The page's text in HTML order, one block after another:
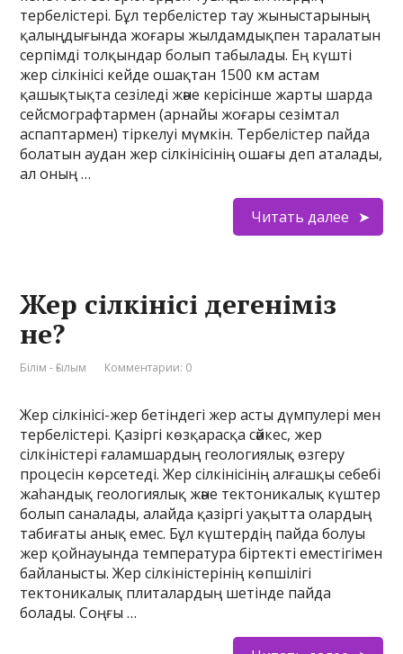
тербелістері. Бұл тербелістер тау жыныстарының
қалыңдығында жоғары жылдамдықпен таралатын
серпімді толқындар болып табылады. Ең күшті
жер сілкінісі кейде ошақтан 1500 км астам
қашықтықта сезіледі және керісінше жарты шарда
сейсмографтармен (арнайы жоғары сезімтал
аспаптармен) тіркелуі мүмкін. Тербелістер пайда
болатын аудан жер сілкінісінің ошағы деп аталады,
ал оның …
Читать далее
Жер сілкінісі дегеніміз
не?
Білім - Ғылым Комментарии: 0
Жер сілкінісі-жер бетіндегі жер асты дүмпулері мен
тербелістері. Қазіргі көзқарасқа сәйкес, жер
сілкіністері ғаламшардың геологиялық өзгеру
процесін көрсетеді. Жер сілкінісінің алғашқы себебі
жаһандық геологиялық және тектоникалық күштер
болып саналады, алайда қазіргі уақытта олардың
табиғаты анық емес. Бұл күштердің пайда болуы
жер қойнауында температура біртекті еместігімен
байланысты. Жер сілкіністерінің көпшілігі
тектоникалық плиталардың шетінде пайда
болады. Соңғы …